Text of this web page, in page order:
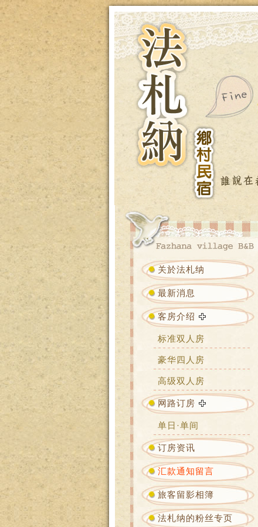
关於法札纳
最新消息
客房介绍
标准双人房
豪华四人房
高级双人房
网路订房
单日·单间
订房资讯
汇款通知留言
旅客留影相簿
法札纳的粉丝专页